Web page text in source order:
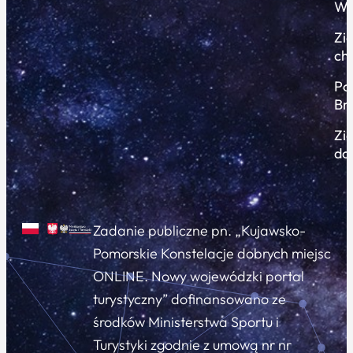
Zadanie publiczne pn. „Kujawsko-
Pomorskie Konstelacje dobrych miejsc
ONLINE. Nowy wojewódzki portal
turystyczny” dofinansowano ze
środków Ministerstwa Sportu i
Turystyki zgodnie z umową nr nr